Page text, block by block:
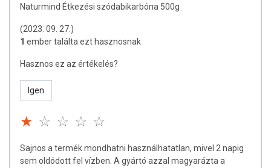
Naturmind Étkezési szódabikarbóna 500g
(2023. 09. 27.)
1 ember találta ezt hasznosnak
Hasznos ez az értékelés?
Igen
Sajnos a termék mondhatni használhatatlan, mivel 2 napig
sem oldódott fel vízben. A gyártó azzal magyarázta a